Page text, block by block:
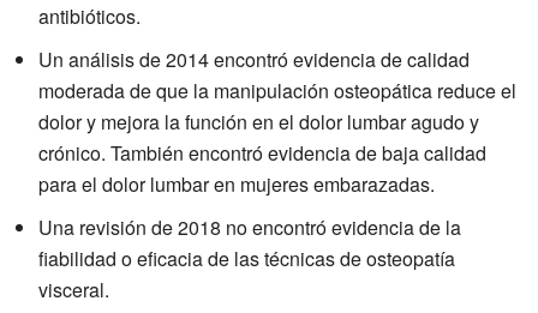
antibióticos.
Un análisis de 2014 encontró evidencia de calidad
moderada de que la manipulación osteopática reduce el
dolor y mejora la función en el dolor lumbar agudo y
crónico. También encontró evidencia de baja calidad
para el dolor lumbar en mujeres embarazadas.
Una revisión de 2018 no encontró evidencia de la
fiabilidad o eficacia de las técnicas de osteopatía
visceral.